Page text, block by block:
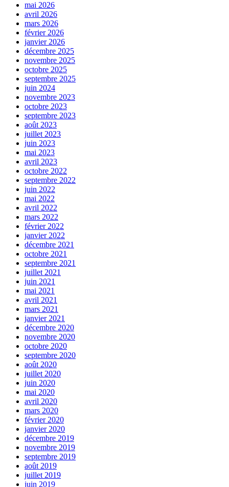
mai 2026
avril 2026
mars 2026
février 2026
janvier 2026
décembre 2025
novembre 2025
octobre 2025
septembre 2025
juin 2024
novembre 2023
octobre 2023
septembre 2023
août 2023
juillet 2023
juin 2023
mai 2023
avril 2023
octobre 2022
septembre 2022
juin 2022
mai 2022
avril 2022
mars 2022
février 2022
janvier 2022
décembre 2021
octobre 2021
septembre 2021
juillet 2021
juin 2021
mai 2021
avril 2021
mars 2021
janvier 2021
décembre 2020
novembre 2020
octobre 2020
septembre 2020
août 2020
juillet 2020
juin 2020
mai 2020
avril 2020
mars 2020
février 2020
janvier 2020
décembre 2019
novembre 2019
septembre 2019
août 2019
juillet 2019
juin 2019